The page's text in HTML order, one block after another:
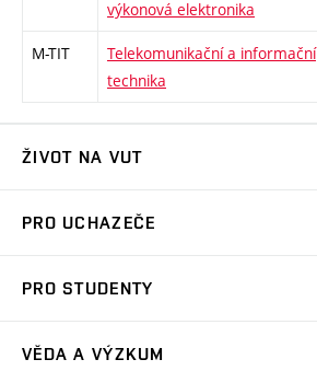
výkonová elektronika
M-TIT
Telekomunikační a informační
technika
ŽIVOT NA VUT
Koleje
Sport na VUT
PRO UCHAZEČE
Dny otevřených dveří
PRO STUDENTY
VĚDA A VÝZKUM